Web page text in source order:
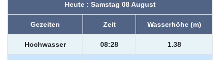
Heute : Samstag 08 August
Gezeiten Zeit Wasserhöhe (m)
Hochwasser 08:28 1.38